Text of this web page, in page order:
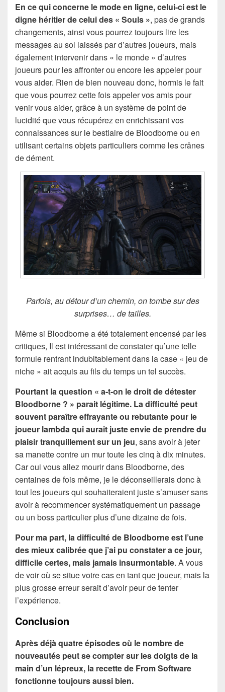
En ce qui concerne le mode en ligne, celui-ci est le
digne héritier de celui des « Souls », pas de grands
changements, ainsi vous pourrez toujours lire les
messages au sol laissés par d’autres joueurs, mais
également intervenir dans « le monde » d’autres
joueurs pour les affronter ou encore les appeler pour
vous aider. Rien de bien nouveau donc, hormis le fait
que vous pourrez cette fois appeler vos amis pour
venir vous aider, grâce à un système de point de
lucidité que vous récupérez en enrichissant vos
connaissances sur le bestiaire de Bloodborne ou en
utilisant certains objets particuliers comme les crânes
de dément.
Parfois, au détour d’un chemin, on tombe sur des
surprises… de tailles.
Même si Bloodborne a été totalement encensé par les
critiques, Il est intéressant de constater qu’une telle
formule rentrant indubitablement dans la case « jeu de
niche » ait acquis au fils du temps un tel succès.
Pourtant la question « a-t-on le droit de détester
Bloodborne ? » parait légitime. La difficulté peut
souvent paraître effrayante ou rebutante pour le
joueur lambda qui aurait juste envie de prendre du
plaisir tranquillement sur un jeu, sans avoir à jeter
sa manette contre un mur toute les cinq à dix minutes.
Car oui vous allez mourir dans Bloodborne, des
centaines de fois même, je le déconseillerais donc à
tout les joueurs qui souhaiteraient juste s’amuser sans
avoir à recommencer systématiquement un passage
ou un boss particulier plus d’une dizaine de fois.
Pour ma part, la difficulté de Bloodborne est l’une
des mieux calibrée que j’ai pu constater a ce jour,
difficile certes, mais jamais insurmontable. A vous
de voir où se situe votre cas en tant que joueur, mais la
plus grosse erreur serait d’avoir peur de tenter
l’expérience.
Conclusion
Après déjà quatre épisodes où le nombre de
nouveautés peut se compter sur les doigts de la
main d’un lépreux, la recette de From Software
fonctionne toujours aussi bien.